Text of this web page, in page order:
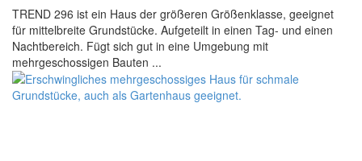
TREND 296 ist ein Haus der größeren Größenklasse, geeignet
für mittelbreite Grundstücke. Aufgeteilt in einen Tag- und einen
Nachtbereich. Fügt sich gut in eine Umgebung mit
mehrgeschossigen Bauten ...